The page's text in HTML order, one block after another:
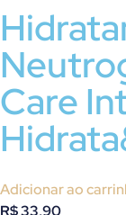
Care
Adicionar ao
R$33,90